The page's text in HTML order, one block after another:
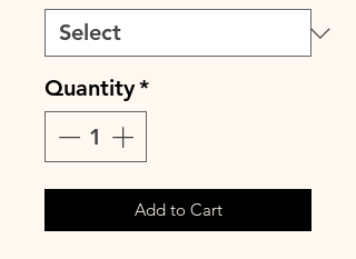
Quantity*
Add to Cart